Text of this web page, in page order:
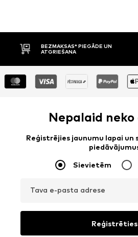
BEZMAKSAS* PIEGĀDE UN
ATGRIEŠANA
Nepalaid
Reģistrējies jaunumu lapai un
Sievietēm
Tava e-pasta adrese
Reģistrēties